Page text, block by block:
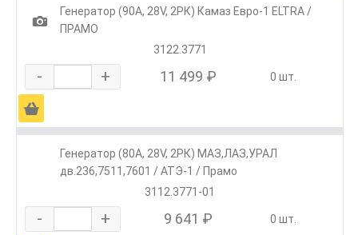
1
Генератор (90А, 28V, 2РК) Камаз Евро-1 ELTRA /
ПРАМО
3122.3771
- + 11 499 ₽ 0 шт.
Ä
Генератор (80А, 28V, 2РК) МАЗ,ЛАЗ,УРАЛ
дв.236,7511,7601 / АТЭ-1 / Прамо
3112.3771-01
- + 9 641 ₽ 0 шт.